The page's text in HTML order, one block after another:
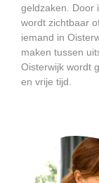
geldzaken. Door
wordt zichtbaar
iemand in
maken tussen
Oisterwijk wordt
en vrije tijd.